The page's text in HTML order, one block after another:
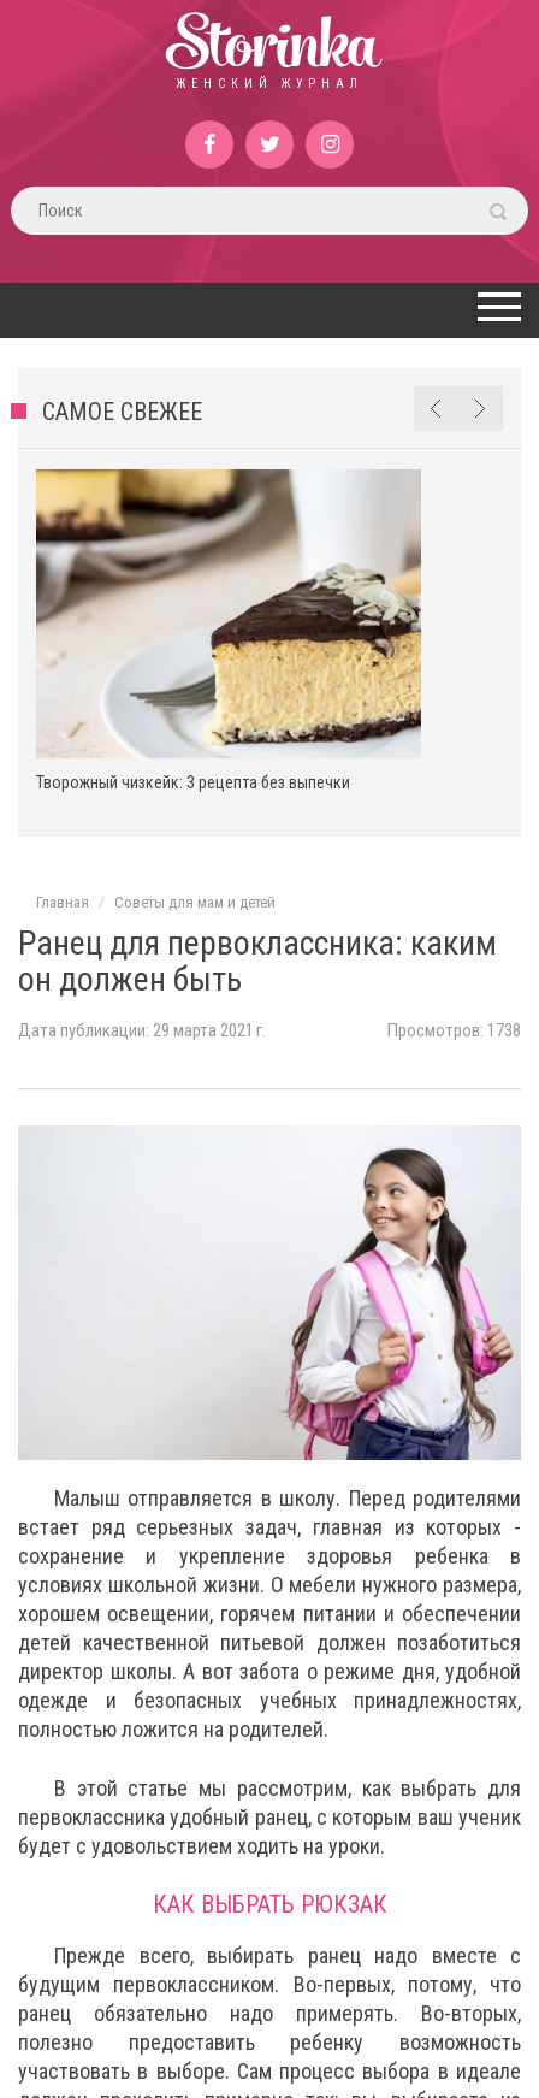
Storinka
ЖЕНСКИЙ ЖУРНАЛ
САМОЕ СВЕЖЕЕ
Творожный чизкейк: 3 рецепта без выпечки
Главная Советы для мам и детей
Ранец для первоклассника: каким
он должен быть
Дата публикации: 29 марта 2021 г. Просмотров: 1738
Малыш отправляется в школу. Перед родителями
встает ряд серьезных задач, главная из которых -
сохранение и укрепление здоровья ребенка в
условиях школьной жизни. О мебели нужного размера,
хорошем освещении, горячем питании и обеспечении
детей качественной питьевой должен позаботиться
директор школы. А вот забота о режиме дня, удобной
одежде и безопасных учебных принадлежностях,
полностью ложится на родителей.
В этой статье мы рассмотрим, как выбрать для
первоклассника удобный ранец, с которым ваш ученик
будет с удовольствием ходить на уроки.
КАК ВЫБРАТЬ РЮКЗАК
Прежде всего, выбирать ранец надо вместе с
будущим первоклассником. Во-первых, потому, что
ранец обязательно надо примерять. Во-вторых,
полезно предоставить ребенку возможность
участвовать в выборе. Сам процесс выбора в идеале